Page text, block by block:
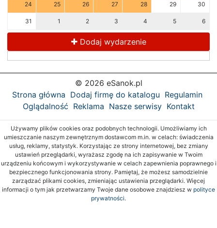
24 25 26 27 28 29 30
31 1 2 3 4 5 6
Dodaj wydarzenie
© 2026 eSanok.pl
Strona główna Dodaj firmę do katalogu Regulamin
Oglądalność Reklama Nasze serwisy Kontakt
Używamy plików cookies oraz podobnych technologii. Umożliwiamy ich
umieszczanie naszym zewnętrznym dostawcom m.in. w celach: świadczenia
usług, reklamy, statystyk. Korzystając ze strony internetowej, bez zmiany
ustawień przeglądarki, wyrażasz zgodę na ich zapisywanie w Twoim
urządzeniu końcowym i wykorzystywanie w celach zapewnienia poprawnego i
bezpiecznego funkcjonowania strony. Pamiętaj, że możesz samodzielnie
zarządzać plikami cookies, zmieniając ustawienia przeglądarki. Więcej
informacji o tym jak przetwarzamy Twoje dane osobowe znajdziesz w polityce
prywatności.